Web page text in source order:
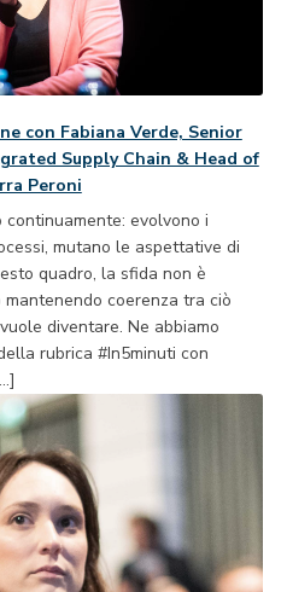
con Fabiana Verde, Senior
Supply Chain & Head of
Peroni
continuamente: evolvono i
mutano le aspettative di
quadro, la sfida non è
coerenza tra ciò
diventare. Ne abbiamo
rubrica #In5minuti con